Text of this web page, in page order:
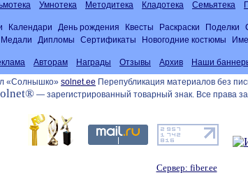
Умнотека Методитека Кладотека Семьятека
Календари День рождения Квесты Раскраски Поделки
Медали Дипломы Сертификаты Новогодние костюмы
Авторам Награды Отзывы Архив Наши
«Солнышко» solnet.ee Перепубликация материалов без
— зарегистрированный товарный знак. Все права
Сервер: fiber.ee